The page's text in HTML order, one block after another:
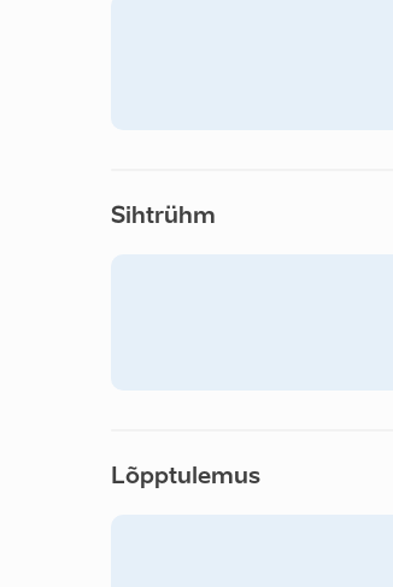
Sihtrühm
Lõpptulemus